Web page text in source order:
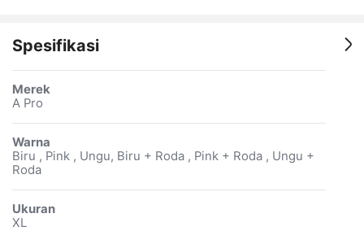
Spesifikasi
Merek
A Pro
Warna
Biru , Pink , Ungu, Biru + Roda , Pink + Roda , Ungu +
Roda
Ukuran
XL